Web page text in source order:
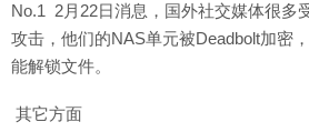
No.1 2月22日消息，国外社交媒体很多
攻击，他们的NAS单元被Deadbolt加密
能解锁文件。
其它方面